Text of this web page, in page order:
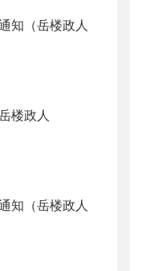
知（岳楼政人
楼政人
知（岳楼政人